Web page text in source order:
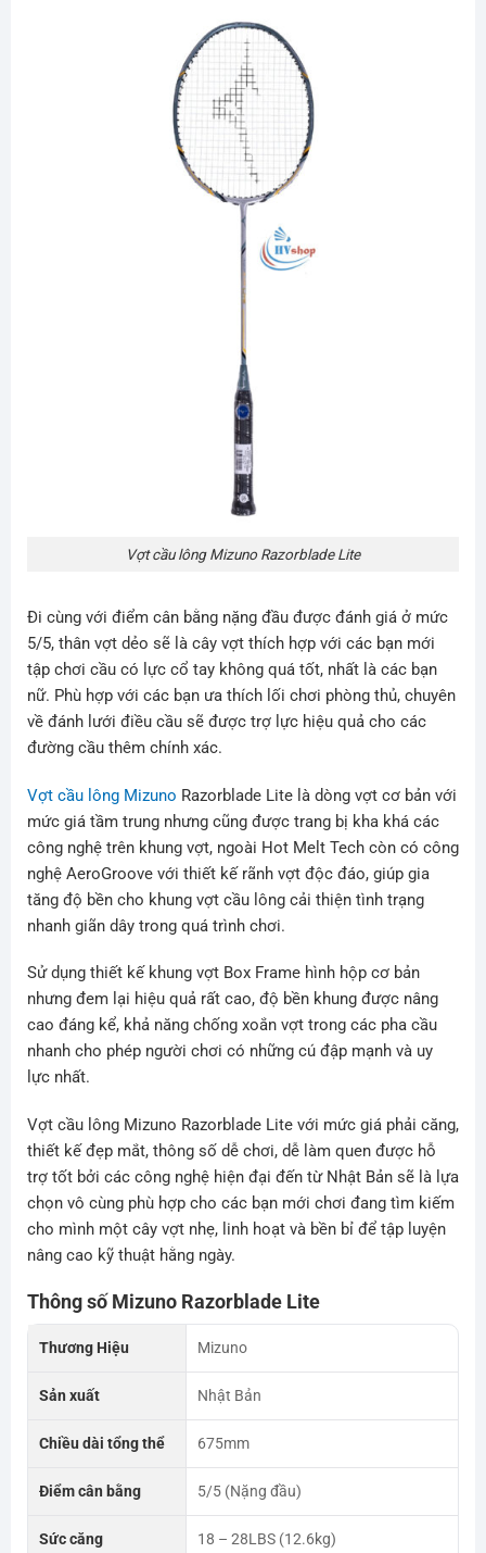
Vợt cầu lông Mizuno Razorblade Lite
Đi cùng với điểm cân bằng nặng đầu được đánh giá ở mức
5/5, thân vợt dẻo sẽ là cây vợt thích hợp với các bạn mới
tập chơi cầu có lực cổ tay không quá tốt, nhất là các bạn
nữ. Phù hợp với các bạn ưa thích lối chơi phòng thủ, chuyên
về đánh lưới điều cầu sẽ được trợ lực hiệu quả cho các
đường cầu thêm chính xác.
Vợt cầu lông Mizuno Razorblade Lite là dòng vợt cơ bản với
mức giá tầm trung nhưng cũng được trang bị kha khá các
công nghệ trên khung vợt, ngoài Hot Melt Tech còn có công
nghệ AeroGroove với thiết kế rãnh vợt độc đáo, giúp gia
tăng độ bền cho khung vợt cầu lông cải thiện tình trạng
nhanh giãn dây trong quá trình chơi.
Sử dụng thiết kế khung vợt Box Frame hình hộp cơ bản
nhưng đem lại hiệu quả rất cao, độ bền khung được nâng
cao đáng kể, khả năng chống xoắn vợt trong các pha cầu
nhanh cho phép người chơi có những cú đập mạnh và uy
lực nhất.
Vợt cầu lông Mizuno Razorblade Lite với mức giá phải căng,
thiết kế đẹp mắt, thông số dễ chơi, dễ làm quen được hỗ
trợ tốt bởi các công nghệ hiện đại đến từ Nhật Bản sẽ là lựa
chọn vô cùng phù hợp cho các bạn mới chơi đang tìm kiếm
cho mình một cây vợt nhẹ, linh hoạt và bền bỉ để tập luyện
nâng cao kỹ thuật hằng ngày.
Thông số Mizuno Razorblade Lite
Thương Hiệu Mizuno
Sản xuất Nhật Bản
Chiều dài tổng thể 675mm
Điểm cân bằng 5/5 (Nặng đầu)
Sức căng 18 – 28LBS (12.6kg)